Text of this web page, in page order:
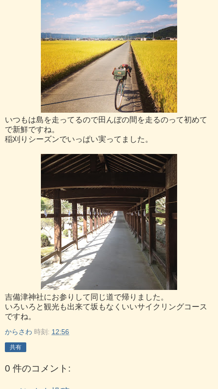
いつもは島を走ってるので田んぼの間を走るのって初めて
で新鮮ですね。
稲刈りシーズンでいっぱい実ってました。
吉備津神社にお参りして同じ道で帰りました。
いろいろと観光も出来て坂もなくいいサイクリングコース
ですね。
からさわ 時刻: 12:56
共有
0 件のコメント: